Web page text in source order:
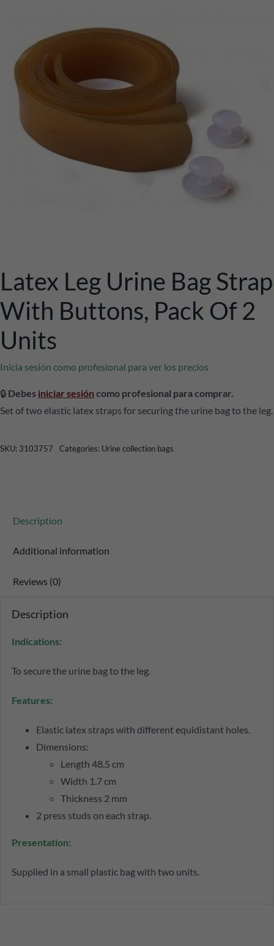
Latex Leg Urine Bag Strap
With Buttons, Pack Of 2
Units
Inicia sesión como profesional para ver los precios
🔒 Debes iniciar sesión como profesional para comprar.
Set of two elastic latex straps for securing the urine bag to the leg.
SKU: 3103757 Categories: Urine collection bags
Description
Additional information
Reviews (0)
Description
Indications:
To secure the urine bag to the leg.
Features:
Elastic latex straps with different equidistant holes.
Dimensions:
Length 48.5 cm
Width 1.7 cm
Thickness 2 mm
2 press studs on each strap.
Presentation:
Supplied in a small plastic bag with two units.